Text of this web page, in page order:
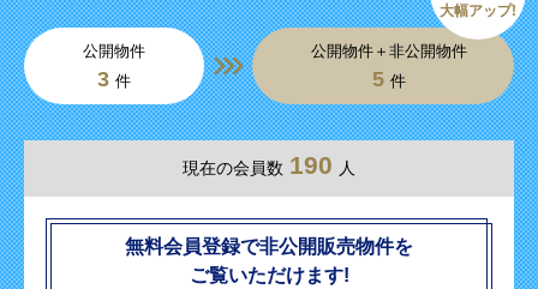
公開物件
3 件
公開物件＋非公開物件
5 件
大幅アップ!
現在の会員数 190 人
無料会員登録で非公開販売物件を
ご覧いただけます!